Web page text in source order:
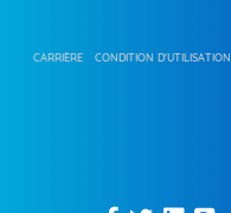
CONDITION D'UTILISATION
CARRIÈRE